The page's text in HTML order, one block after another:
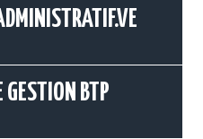
GESTION BTP